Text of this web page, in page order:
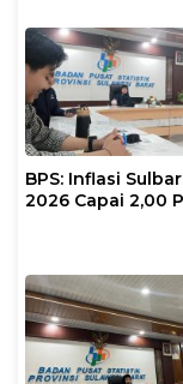
Lapangan
BPS: Inflasi
2026 Capai 2,00